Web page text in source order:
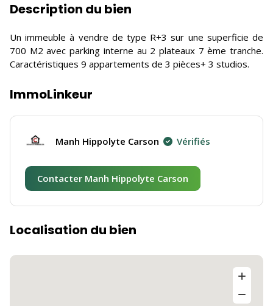
Description du bien
Un immeuble à vendre de type R+3 sur une superficie de
700 M2 avec parking interne au 2 plateaux 7 ème tranche.
Caractéristiques 9 appartements de 3 pièces+ 3 studios.
ImmoLinkeur
Manh Hippolyte Carson Vérifiés
Contacter Manh Hippolyte Carson
Localisation du bien